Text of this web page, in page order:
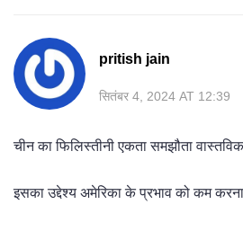
pritish jain
सितंबर 4, 2024 AT 12:39
चीन का फिलिस्तीनी एकता समझौता
इसका उद्देश्य अमेरिका के प्रभाव को कम